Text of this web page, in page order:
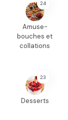
24
Amuse-
bouches et
collations
23
Desserts